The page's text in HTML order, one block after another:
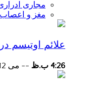
مجاری
مغز و اعصاب
علائم اوتیسم
4:26 ب.ظ -- می 12, 2025